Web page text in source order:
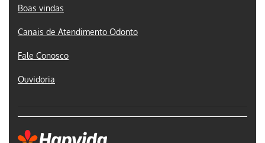
Boas vindas
Canais de Atendimento Odonto
Fale Conosco
Ouvidoria